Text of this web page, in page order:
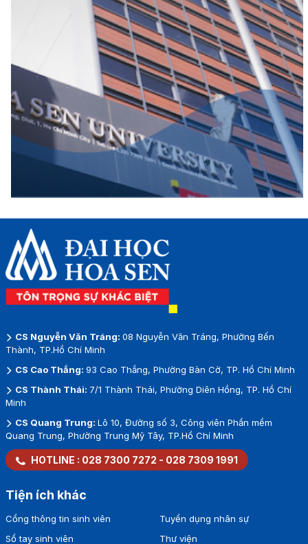
CS Nguyễn Văn Tráng: 08 Nguyễn Văn Tráng, Phường Bến
Thành, TP.Hồ Chí Minh
CS Cao Thắng: 93 Cao Thắng, Phường Bàn Cờ, TP. Hồ Chí Minh
CS Thành Thái: 7/1 Thành Thái, Phường Diên Hồng, TP. Hồ Chí
Minh
CS Quang Trung: Lô 10, Đường số 3, Công viên Phần mềm
Quang Trung, Phường Trung Mỹ Tây, TP.Hồ Chí Minh
HOTLINE : 028 7300 7272 - 028 7309 1991
Tiện ích khác
Cổng thông tin sinh viên
Sổ tay sinh viên
Tuyển dụng nhân sự
Thư viện